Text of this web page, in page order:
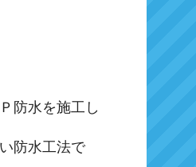
防水を施工し
防水工法で